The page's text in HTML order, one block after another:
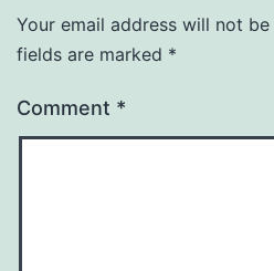
Your email address will not be
fields are marked *
Comment *